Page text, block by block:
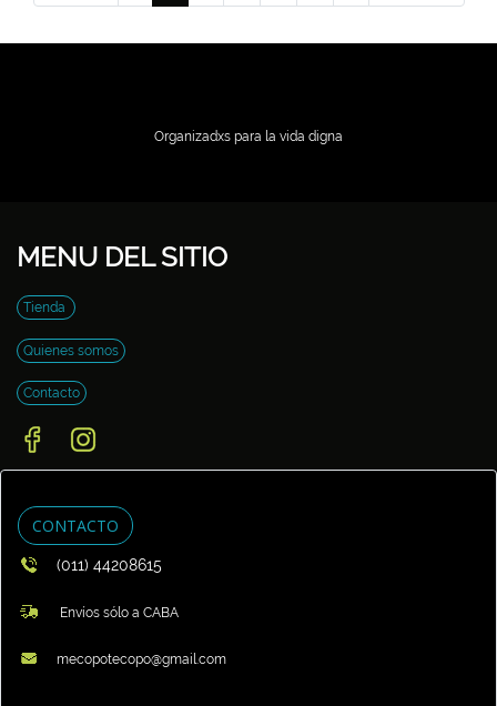
Organizadxs para la vida digna
MENU DEL SITIO
Tienda
Quienes somos
Contacto
CONTACTO
(011) 44208615
Envíos sólo a CABA
mecopotecopo@gmail.com